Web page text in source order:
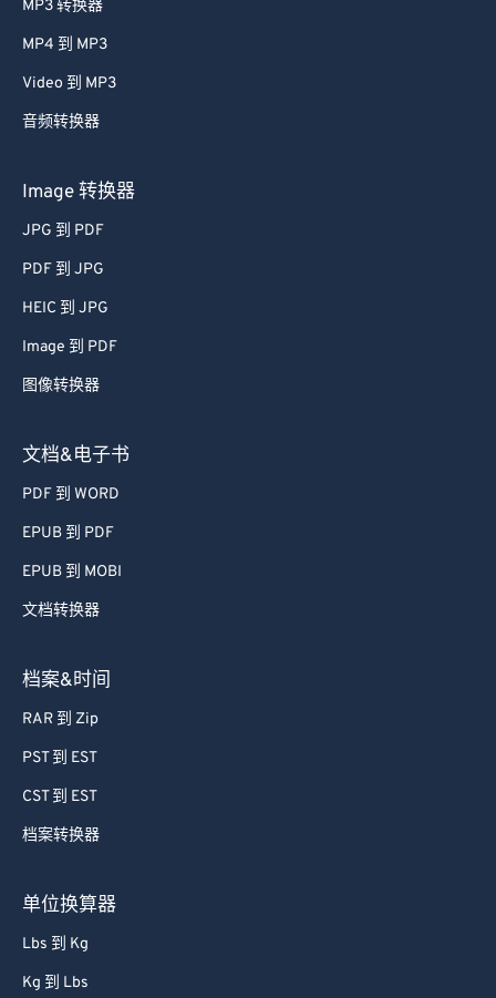
MP3 转换器
MP4 到 MP3
Video 到 MP3
音频转换器
Image 转换器
JPG 到 PDF
PDF 到 JPG
HEIC 到 JPG
Image 到 PDF
图像转换器
文档&电子书
PDF 到 WORD
EPUB 到 PDF
EPUB 到 MOBI
文档转换器
档案&时间
RAR 到 Zip
PST 到 EST
CST 到 EST
档案转换器
单位换算器
Lbs 到 Kg
Kg 到 Lbs